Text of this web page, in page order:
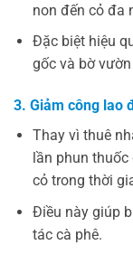
non đến cỏ đa
Đặc biệt hiệu
gốc và bờ
3. Giảm công lao
Thay vì thuê
lần phun
cỏ trong thời
Điều này giúp
tác cà phê.